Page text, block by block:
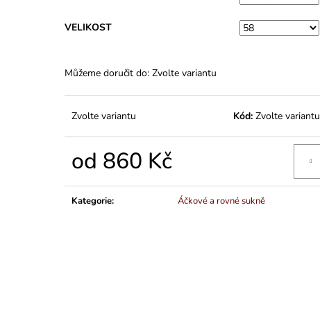
VELIKOST
Můžeme doručit do: Zvolte variantu
Zvolte variantu Kód: Zvolte variantu
od 860 Kč
Kategorie: Áčkové a rovné sukně